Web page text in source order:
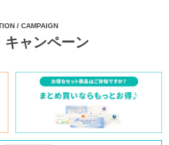
/ CAMPAIGN
キャンペーン